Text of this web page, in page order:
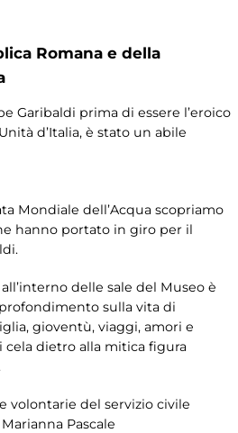
Romana e della
Garibaldi prima di essere l’eroico
d’Italia, è stato un abile
Mondiale dell’Acqua scopriamo
hanno portato in giro per il
delle sale del Museo è
sulla vita di
gioventù, viaggi, amori e
cela dietro alla mitica figura
volontarie del servizio civile
Pascale